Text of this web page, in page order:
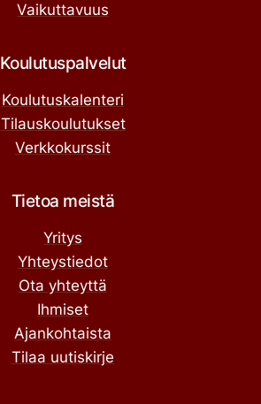
Vaikuttavuus
Koulutuspalvelut
Koulutuskalenteri
Tilauskoulutukset
Verkkokurssit
Tietoa meistä
Yritys
Yhteystiedot
Ota yhteyttä
Ihmiset
Ajankohtaista
Tilaa uutiskirje